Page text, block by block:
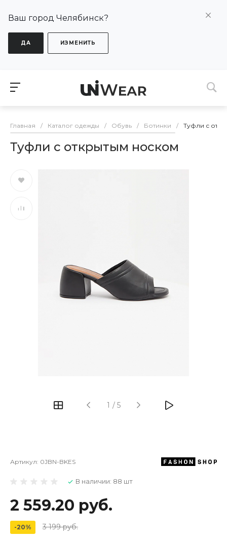
Ваш город Челябинск?
ДА ИЗМЕНИТЬ
Главная / Каталог одежды / Обувь / Ботинки / Туфли с
Туфли с открытым носком
1 / 5
Артикул: 0JBN-BKES
В наличии: 88 шт
2 559.20 руб.
-20% 3 199 руб.